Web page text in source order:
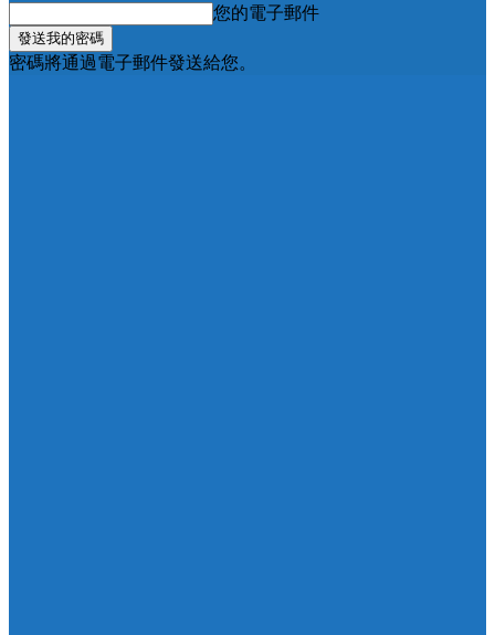
您的電子郵件
密碼將通過電子郵件發送給您。